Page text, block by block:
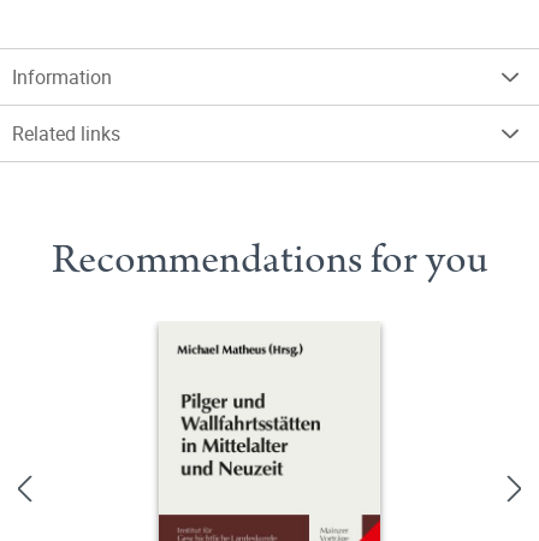
Information
Related links
Recommendations for you